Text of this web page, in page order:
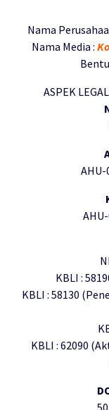
Nama
Nama Media :
ASPEK
AHU-
KBLI :
KBLI : 58130
KBLI : 62090